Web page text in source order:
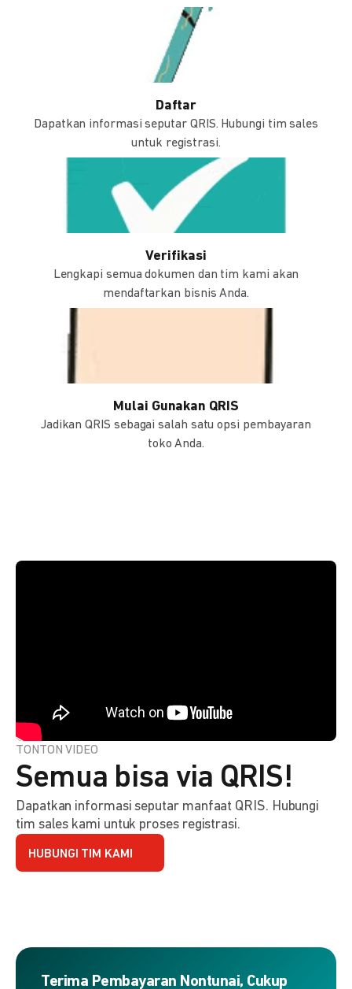
Daftar
Dapatkan informasi seputar QRIS. Hubungi tim sales
untuk registrasi.
Verifikasi
Lengkapi semua dokumen dan tim kami akan
mendaftarkan bisnis Anda.
Mulai Gunakan QRIS
Jadikan QRIS sebagai salah satu opsi pembayaran
toko Anda.
TONTON VIDEO
Semua bisa via QRIS!
Dapatkan informasi seputar manfaat QRIS. Hubungi
tim sales kami untuk proses registrasi.
HUBUNGI TIM KAMI
Terima Pembayaran Nontunai, Cukup